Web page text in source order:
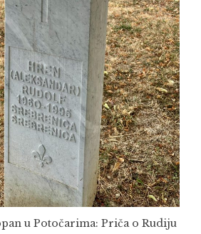
u Potočarima: Priča o Rudiju